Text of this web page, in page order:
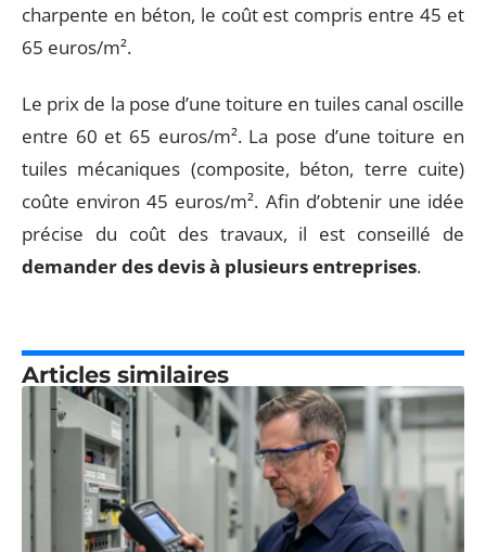
charpente en béton, le coût est compris entre 45 et
65 euros/m².
Le prix de la pose d’une toiture en tuiles canal oscille
entre 60 et 65 euros/m². La pose d’une toiture en
tuiles mécaniques (composite, béton, terre cuite)
coûte environ 45 euros/m². Afin d’obtenir une idée
précise du coût des travaux, il est conseillé de
demander des devis à plusieurs entreprises.
Articles similaires